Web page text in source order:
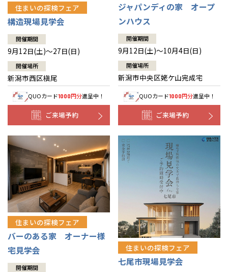
住まいの探検フェア
構造現場見学会
開催期間
9月12日(土)～27日(日)
開催場所
新潟市西区槇尾
QUOカード1000円分進呈中！
ご来場予約
ジャパンディの家 オープ
ンハウス
開催期間
9月12日(土)～10月4日(日)
開催場所
新潟市中央区姥ケ山完成宅
QUOカード1000円分進呈中！
ご来場予約
住まいの探検フェア
バーのある家 オーナー様
宅見学会
開催期間
住まいの探検フェア
七尾市現場見学会